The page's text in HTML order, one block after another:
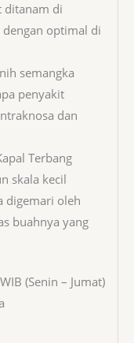
ditanam di
optimal di
semangka
penyakit
dan
Terbang
skala kecil
digemari oleh
buahnya yang
(Senin – Jumat)